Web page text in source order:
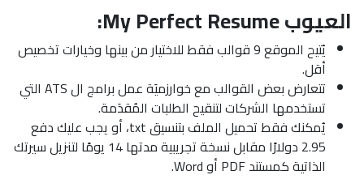
العيوب My Perfect Resume:
يُتيح الموقع 9 قوالب فقط للاختيار من بينها وخيارات تخصيص
أقل.
تتعارض بعض القوالب مع خوارزميَة عمل برامج ال ATS التي
تستخدمها الشركات لتنقيح الطلبات المُقدَمة.
يُمكنك فقط تحميل الملف بتنسيق txt، أو يجب عليك دفع
2.95 دولارًا مقابل نسخة تجريبية مدتها 14 يومًا لتنزيل سيرتك
الذاتية كمستند PDF أو Word.